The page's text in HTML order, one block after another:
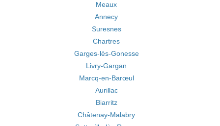
Meaux
Annecy
Suresnes
Chartres
Garges-lès-Gonesse
Livry-Gargan
Marcq-en-Barœul
Aurillac
Biarritz
Châtenay-Malabry